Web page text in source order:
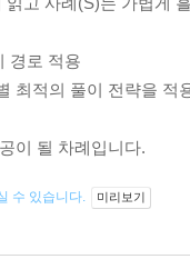
경로 적용
최적의 풀이 전략을 적
이 될 차례입니다.
수 있습니다. 미리보기